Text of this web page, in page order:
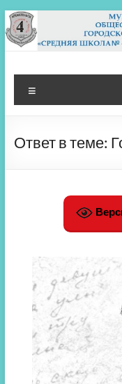
Перейти
к
содержимому
МБОУ
Архангельск
Ответ в теме: